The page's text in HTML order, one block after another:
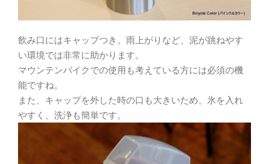
飲み口にはキャップつき。雨上がりなど、泥が跳ねやす
い環境では非常に助かります。
マウンテンバイクでの使用も考えている方には必須の機
能ですね。
また、キャップを外した時の口も大きいため、氷を入れ
やすく、洗浄も簡単です。